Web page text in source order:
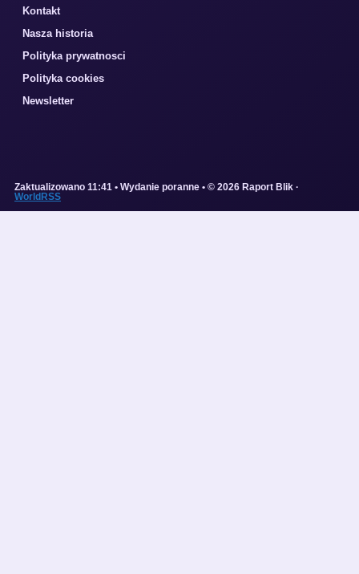
Kontakt
Nasza historia
Polityka prywatnosci
Polityka cookies
Newsletter
Zaktualizowano 11:41 • Wydanie poranne • © 2026 Raport Blik ·
WorldRSS